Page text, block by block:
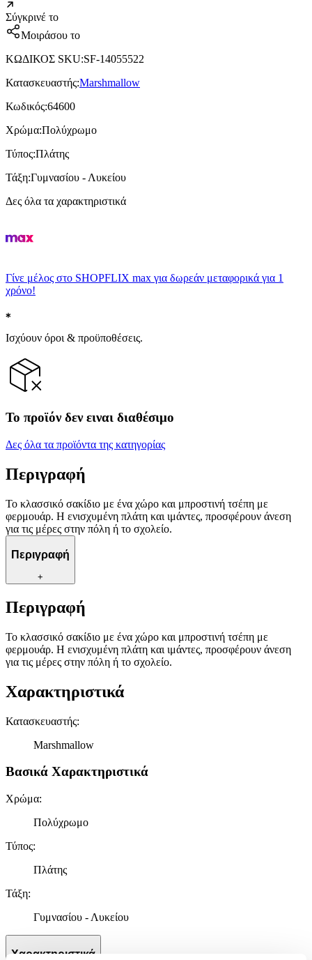
Σύγκρινέ το
Μοιράσου το
ΚΩΔΙΚΟΣ SKU:SF-14055522
Κατασκευαστής:Marshmallow
Κωδικός:64600
Χρώμα:Πολύχρωμο
Τύπος:Πλάτης
Τάξη:Γυμνασίου - Λυκείου
Δες όλα τα χαρακτηριστικά
Γίνε μέλος στο SHOPFLIX max για δωρεάν μεταφορικά για 1
χρόνο!
Ισχύουν όροι & προϋποθέσεις.
Το προϊόν δεν ειναι διαθέσιμο
Δες όλα τα προϊόντα της κατηγορίας
Περιγραφή
Το κλασσικό σακίδιο με ένα χώρο και μπροστινή τσέπη με
φερμουάρ. Η ενισχυμένη πλάτη και ιμάντες, προσφέρουν άνεση
για τις μέρες στην πόλη ή το σχολείο.
Περιγραφή
+
Περιγραφή
Το κλασσικό σακίδιο με ένα χώρο και μπροστινή τσέπη με
φερμουάρ. Η ενισχυμένη πλάτη και ιμάντες, προσφέρουν άνεση
για τις μέρες στην πόλη ή το σχολείο.
Χαρακτηριστικά
Κατασκευαστής:
Marshmallow
Βασικά Χαρακτηριστικά
Χρώμα:
Πολύχρωμο
Τύπος:
Πλάτης
Τάξη:
Γυμνασίου - Λυκείου
Χαρακτηριστικά